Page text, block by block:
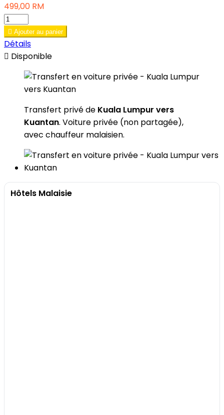
499,00 RM
 Ajouter au panier
Détails
 Disponible
Transfert privé de Kuala Lumpur vers
Kuantan. Voiture privée (non partagée),
avec chauffeur malaisien.
Hôtels Malaisie